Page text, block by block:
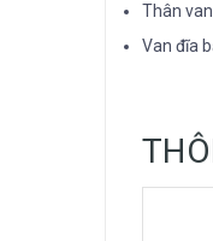
Thân
Van đĩa